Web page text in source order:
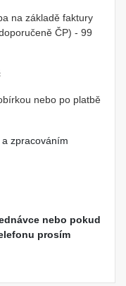
na základě faktury
ČP) - 99
nebo po platbě
a zpracováním
nebo pokud
prosím